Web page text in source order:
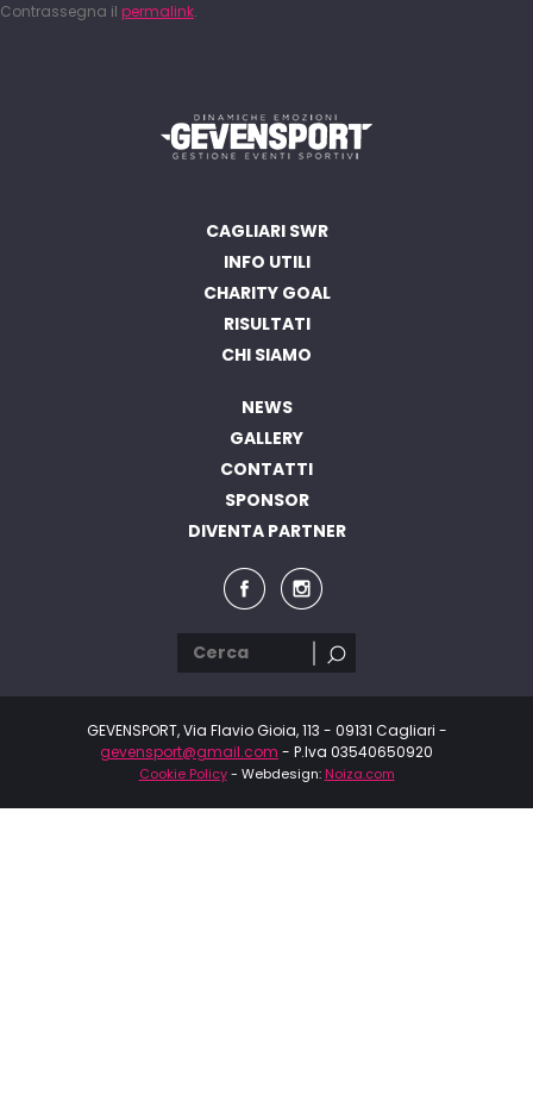
Contrassegna il permalink.
CAGLIARI SWR
INFO UTILI
CHARITY GOAL
RISULTATI
CHI SIAMO
NEWS
GALLERY
CONTATTI
SPONSOR
DIVENTA PARTNER
GEVENSPORT, Via Flavio Gioia, 113 - 09131 Cagliari -
gevensport@gmail.com - P.Iva 03540650920
Cookie Policy- Webdesign: Noiza.com